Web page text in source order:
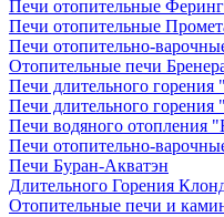
Печи отопительные
Печи отопительные
Печи отопительно-
Отопительные печи
Печи длительного горения
Печи длительного горения
Печи водяного отопления
Печи отопительно-
Печи Буран-Акватэн
Длительного Горения
Отопительные печи и